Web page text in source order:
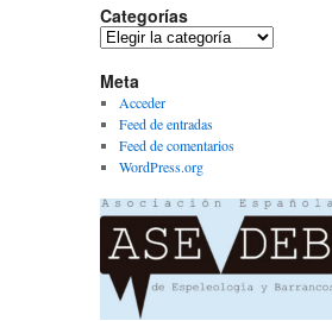
Categorías
Categorías
Meta
Acceder
Feed de entradas
Feed de comentarios
WordPress.org